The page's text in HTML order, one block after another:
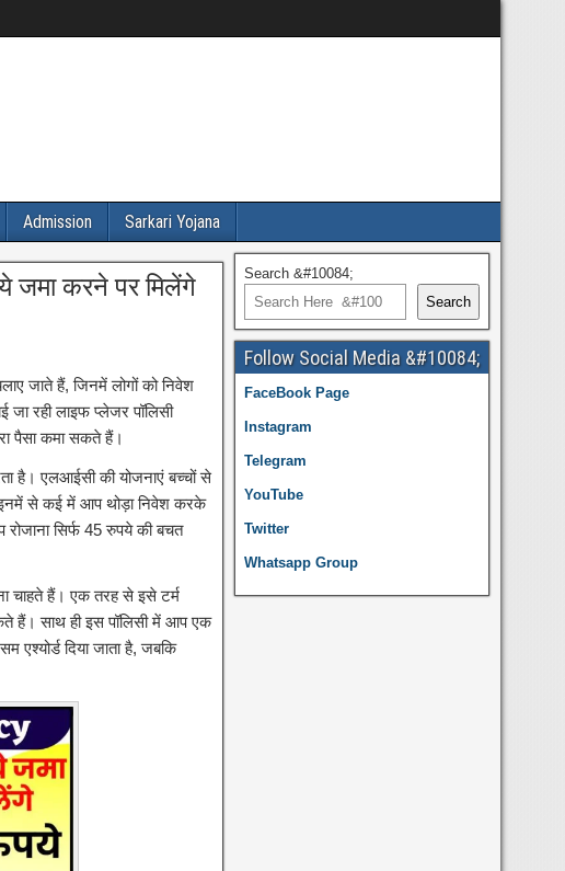
Admission Sarkari Yojana
जमा करने पर मिलेंगे
जाते हैं, जिनमें लोगों को निवेश
जा रही लाइफ प्लेजर पॉलिसी
पैसा कमा सकते हैं।
है। एलआईसी की योजनाएं बच्चों से
इनमें से कई में आप थोड़ा निवेश करके
सिर्फ 45 रुपये की बचत
चाहते हैं। एक तरह से इसे टर्म
हैं। साथ ही इस पॉलिसी में आप एक
दिया जाता है, जबकि
Search &#10084;
Search
Follow Social Media &#10084;
FaceBook Page
Instagram
Telegram
YouTube
Twitter
Whatsapp Group